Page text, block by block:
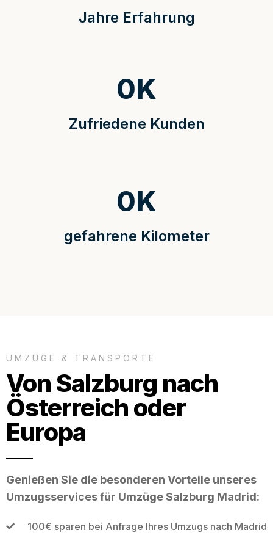
Jahre Erfahrung
Zufriedene Kunden
0K
gefahrene Kilometer
0K
UMZÜGE & TRANSPORTE
Von Salzburg nach
Österreich oder
Europa
Genießen Sie die besonderen Vorteile unseres
Umzugsservices für Umzüge Salzburg Madrid:
100€ sparen bei Anfrage Ihres Umzugs nach Madrid